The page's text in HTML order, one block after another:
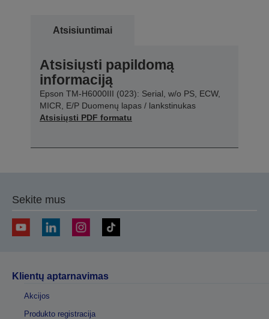
Atsisiuntimai
Atsisiųsti papildomą
informaciją
Epson TM-H6000III (023): Serial, w/o PS, ECW,
MICR, E/P Duomenų lapas / lankstinukas
Atsisiųsti PDF formatu
Sekite mus
Klientų aptarnavimas
Akcijos
Produkto registracija